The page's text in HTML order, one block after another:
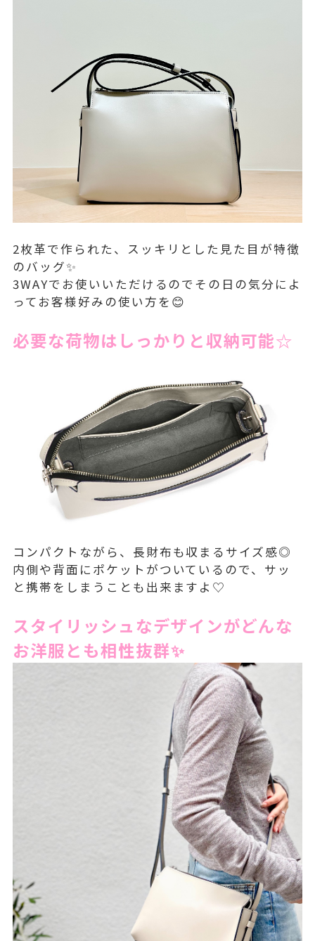
2枚革で作られた、スッキリとした見た目が特徴
のバッグ✨
3WAYでお使いいただけるのでその日の気分によ
ってお客様好みの使い方を😊
必要な荷物はしっかりと収納可能☆
コンパクトながら、長財布も収まるサイズ感◎
内側や背面にポケットがついているので、サッ
と携帯をしまうことも出来ますよ♡
スタイリッシュなデザインがどんな
お洋服とも相性抜群✨